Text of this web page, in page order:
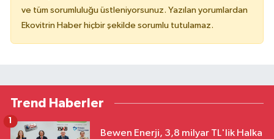
ve tüm sorumluluğu üstleniyorsunuz. Yazılan yorumlardan
Ekovitrin Haber hiçbir şekilde sorumlu tutulamaz.
Trend Haberler
Bewen Enerji, 3,8 milyar TL'lik Halka
1